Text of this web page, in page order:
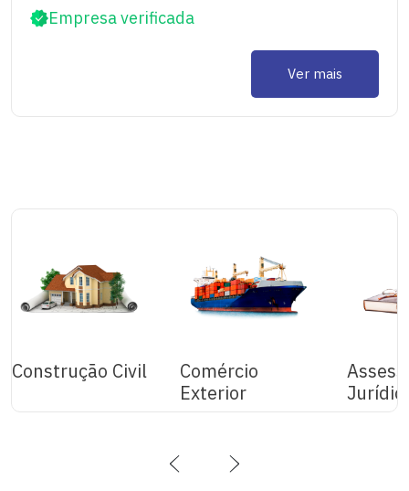
Empresa verificada
Ver mais
Construção Civil
Comércio
Exterior
‹ ›